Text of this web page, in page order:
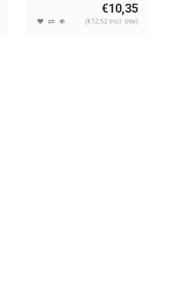
€10,35
(€12,52 Incl. btw)